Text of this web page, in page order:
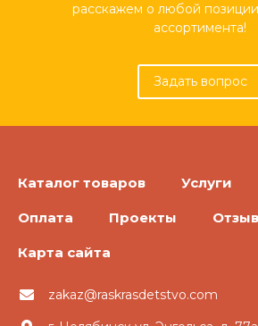
расскажем о любой
ассортимента!
Задать вопрос
Каталог товаров Услуги
Оплата Проекты
Карта сайта
zakaz@raskrasdetstvo.com